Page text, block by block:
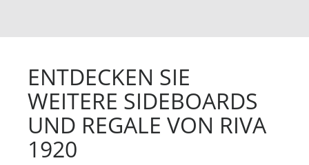
ENTDECKEN SIE
WEITERE SIDEBOARDS
UND REGALE VON RIVA
1920